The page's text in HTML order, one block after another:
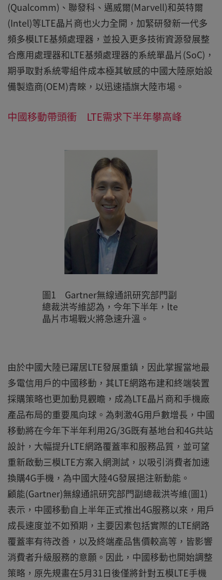
(Qualcomm)、聯發科、邁威爾(Marvell)和英特爾
(Intel)等LTE晶片商也火力全開，加緊研發新一代多
頻多模LTE基頻處理器，並投入更多技術資源發展整
合應用處理器和LTE基頻處理器的系統單晶片(SoC)，
期爭取對系統零組件成本極其敏感的中國大陸原始設
備製造商(OEM)青睞，以迅速插旗大陸市場。
中國移動帶頭衝 LTE需求下半年攀高峰
圖1 Gartner無線通訊研究部門副
總裁洪岑維認為，今年下半年，lte
晶片市場戰火將急速升溫。
由於中國大陸已躍居LTE發展重鎮，因此掌握當地最
多電信用戶的中國移動，其LTE網路布建和終端裝置
採購策略也更加動見觀瞻，成為LTE晶片商和手機廠
產品布局的重要風向球。為刺激4G用戶數增長，中國
移動將在今年下半年利用2G/3G既有基地台和4G共站
設計，大幅提升LTE網路覆蓋率和服務品質，並可望
重新啟動三模LTE方案入網測試，以吸引消費者加速
換購4G手機，為中國大陸4G發展挹注新動能。
顧能(Gartner)無線通訊研究部門副總裁洪岑維(圖1)
表示，中國移動自上半年正式推出4G服務以來，用戶
成長速度並不如預期，主要因素包括實際的LTE網路
覆蓋率有待改善，以及終端產品售價較高等，皆影響
消費者升級服務的意願。因此，中國移動也開始調整
策略，原先規畫在5月31日後僅將針對五模LTE手機